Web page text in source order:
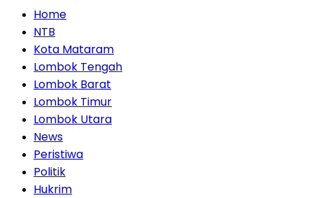
Home
NTB
Kota Mataram
Lombok Tengah
Lombok Barat
Lombok Timur
Lombok Utara
News
Peristiwa
Politik
Hukrim